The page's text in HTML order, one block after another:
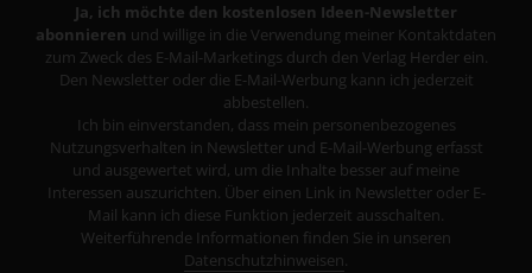
Ja, ich möchte den kostenlosen Ideen-Newsletter
abonnieren und willige in die Verwendung meiner Kontaktdaten
zum Zweck des E-Mail-Marketings durch den Verlag Herder ein.
Den Newsletter oder die E-Mail-Werbung kann ich jederzeit
abbestellen.
Ich bin einverstanden, dass mein personenbezogenes
Nutzungsverhalten in Newsletter und E-Mail-Werbung erfasst
und ausgewertet wird, um die Inhalte besser auf meine
Interessen auszurichten. Über einen Link in Newsletter oder E-
Mail kann ich diese Funktion jederzeit ausschalten.
Weiterführende Informationen finden Sie in unseren
Datenschutzhinweisen.